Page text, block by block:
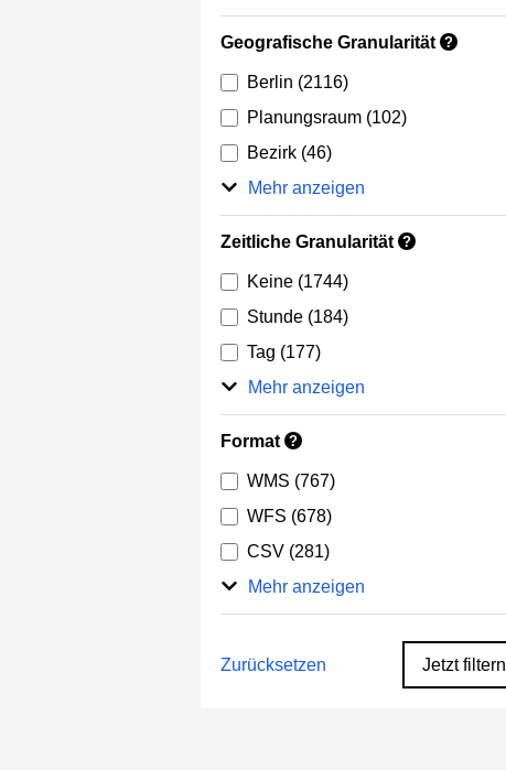
Geografische Granularität ?
Berlin (2116)
Planungsraum (102)
Bezirk (46)
Mehr anzeigen
Zeitliche Granularität ?
Keine (1744)
Stunde (184)
Tag (177)
Mehr anzeigen
Format ?
WMS (767)
WFS (678)
CSV (281)
Mehr anzeigen
Zurücksetzen Jetzt filtern